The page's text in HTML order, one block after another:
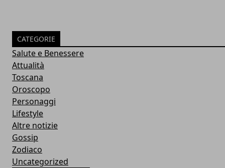
CATEGORIE
Salute e Benessere
Attualità
Toscana
Oroscopo
Personaggi
Lifestyle
Altre notizie
Gossip
Zodiaco
Uncategorized